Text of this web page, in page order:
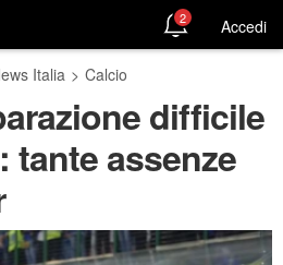
2 Accedi
Italia > Calcio
difficile
tante assenze